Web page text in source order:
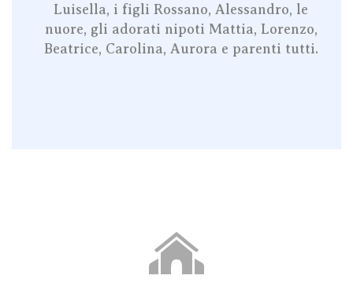
Luisella, i figli Rossano, Alessandro, le
nuore, gli adorati nipoti Mattia, Lorenzo,
Beatrice, Carolina, Aurora e parenti tutti.